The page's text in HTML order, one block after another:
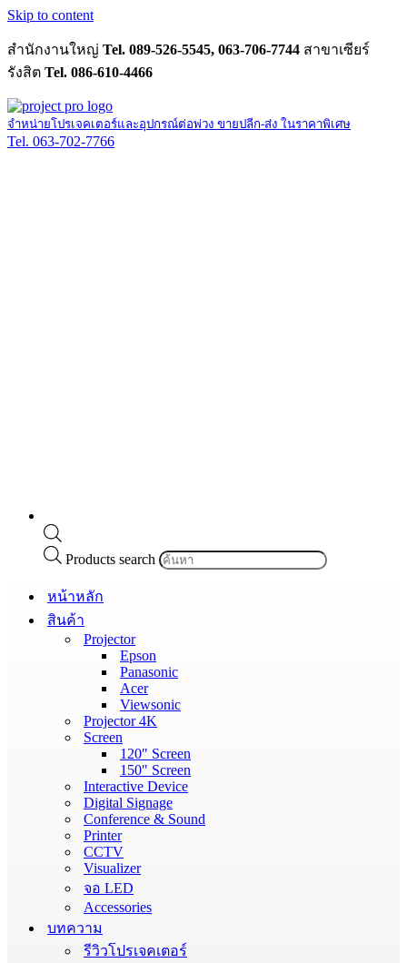
Skip to content
สำนักงานใหญ่ Tel. 089-526-5545, 063-706-7744 สาขาเซียร์
รังสิต Tel. 086-610-4466
จำหน่ายโปรเจคเตอร์และอุปกรณ์ต่อพ่วง ขายปลีก-ส่ง ในราคาพิเศษ
Tel. 063-702-7766
Products search
หน้าหลัก
สินค้า
Projector
Epson
Panasonic
Acer
Viewsonic
Projector 4K
Screen
120″ Screen
150″ Screen
Interactive Device
Digital Signage
Conference & Sound
Printer
CCTV
Visualizer
จอ LED
Accessories
บทความ
รีวิวโปรเจคเตอร์